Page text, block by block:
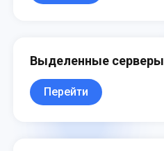
Выделенные серверы
Перейти